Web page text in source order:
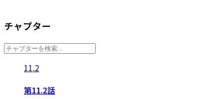
チャプター
11.2
第11.2話